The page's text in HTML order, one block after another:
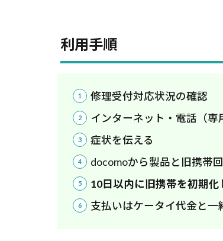
利用手順
修理受付対応状況の確認
インターネット・電話（
症状を伝える
docomoから製品と旧携帯
10日以内に旧携帯を初期化
支払いはケータイ代金と一